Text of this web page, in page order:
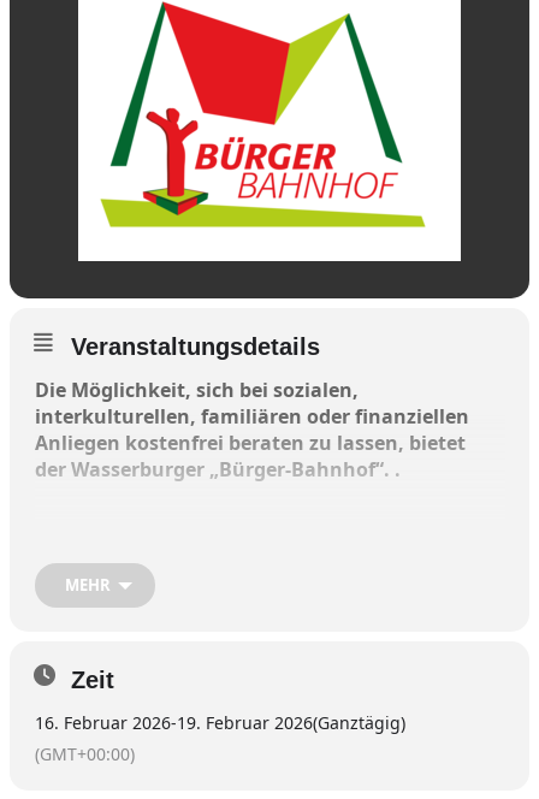
Veranstaltungsdetails
Die Möglichkeit, sich bei sozialen,
interkulturellen, familiären oder finanziellen
Anliegen kostenfrei beraten zu lassen, bietet
der Wasserburger „Bürger-Bahnhof“. .
individueller Termin benötigt wird, bitte sich
telefonisch melden unter der 08071 / 5975286.
Ehrenamtliche helfen beim Ausfüllen von
Formularen
o zur Grundsicherung
o Schwerbehindertenantrag
MEHR
Zeit
16. Februar 2026-19. Februar 2026(Ganztägig)
(GMT+00:00)